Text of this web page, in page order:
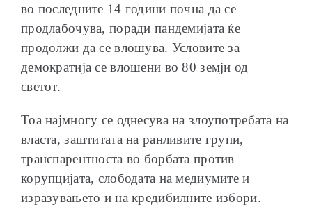
во последните 14 години почна да се
продлабочува, поради пандемијата ќе
продолжи да се влошува. Условите за
демократија се влошени во 80 земји од
светот.
Тоа најмногу се однесува на злоупотребата на
власта, заштитата на ранливите групи,
транспарентноста во борбата против
корупцијата, слободата на медиумите и
изразувањето и на кредибилните избори.